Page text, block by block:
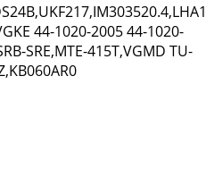
44-1020-2005 44-1020-
SRE,MTE-415T,VGMD TU-